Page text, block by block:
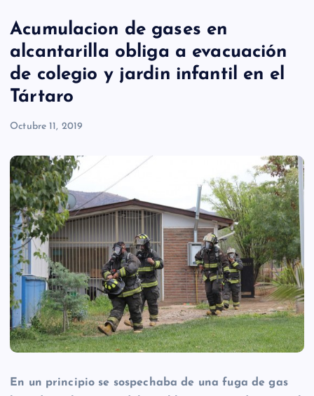
Acumulacion de gases en
alcantarilla obliga a evacuación
de colegio y jardin infantil en el
Tártaro
Octubre 11, 2019
En un principio se sospechaba de una fuga de gas